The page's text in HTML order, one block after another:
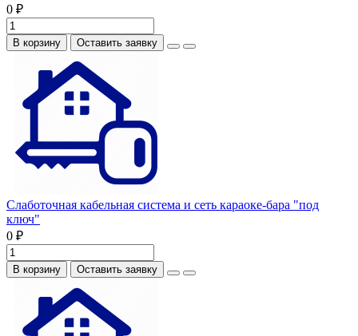
0 ₽
В корзину Оставить заявку
Слаботочная кабельная система и сеть караоке-бара "под
ключ"
0 ₽
В корзину Оставить заявку